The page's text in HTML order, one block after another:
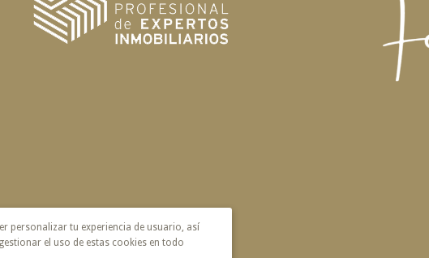
personalizar tu experiencia de usuario, así
el uso de estas cookies en todo